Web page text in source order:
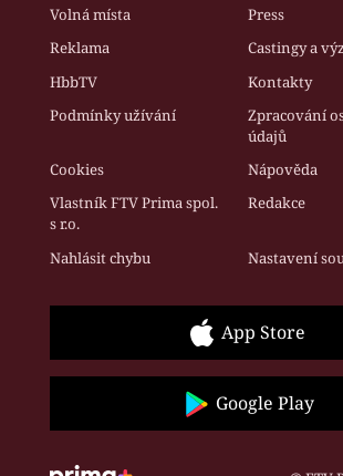
Volná místa
Press
Reklama
Castingy a
HbbTV
Kontakty
Podmínky užívání
Zpracování
údajů
Cookies
Nápověda
Vlastník FTV Prima spol.
s r.o.
Redakce
Nahlásit chybu Nastavení
App Store
Google Play